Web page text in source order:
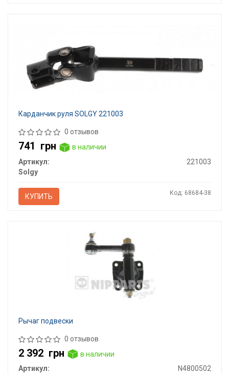
Карданчик руля SOLGY 221003
0 отзывов
741 грн
в наличии
Артикул:
221003
Solgy
КУПИТЬ Код: 68684-38
Рычаг подвески
0 отзывов
2 392 грн
в наличии
Артикул:
N4800502